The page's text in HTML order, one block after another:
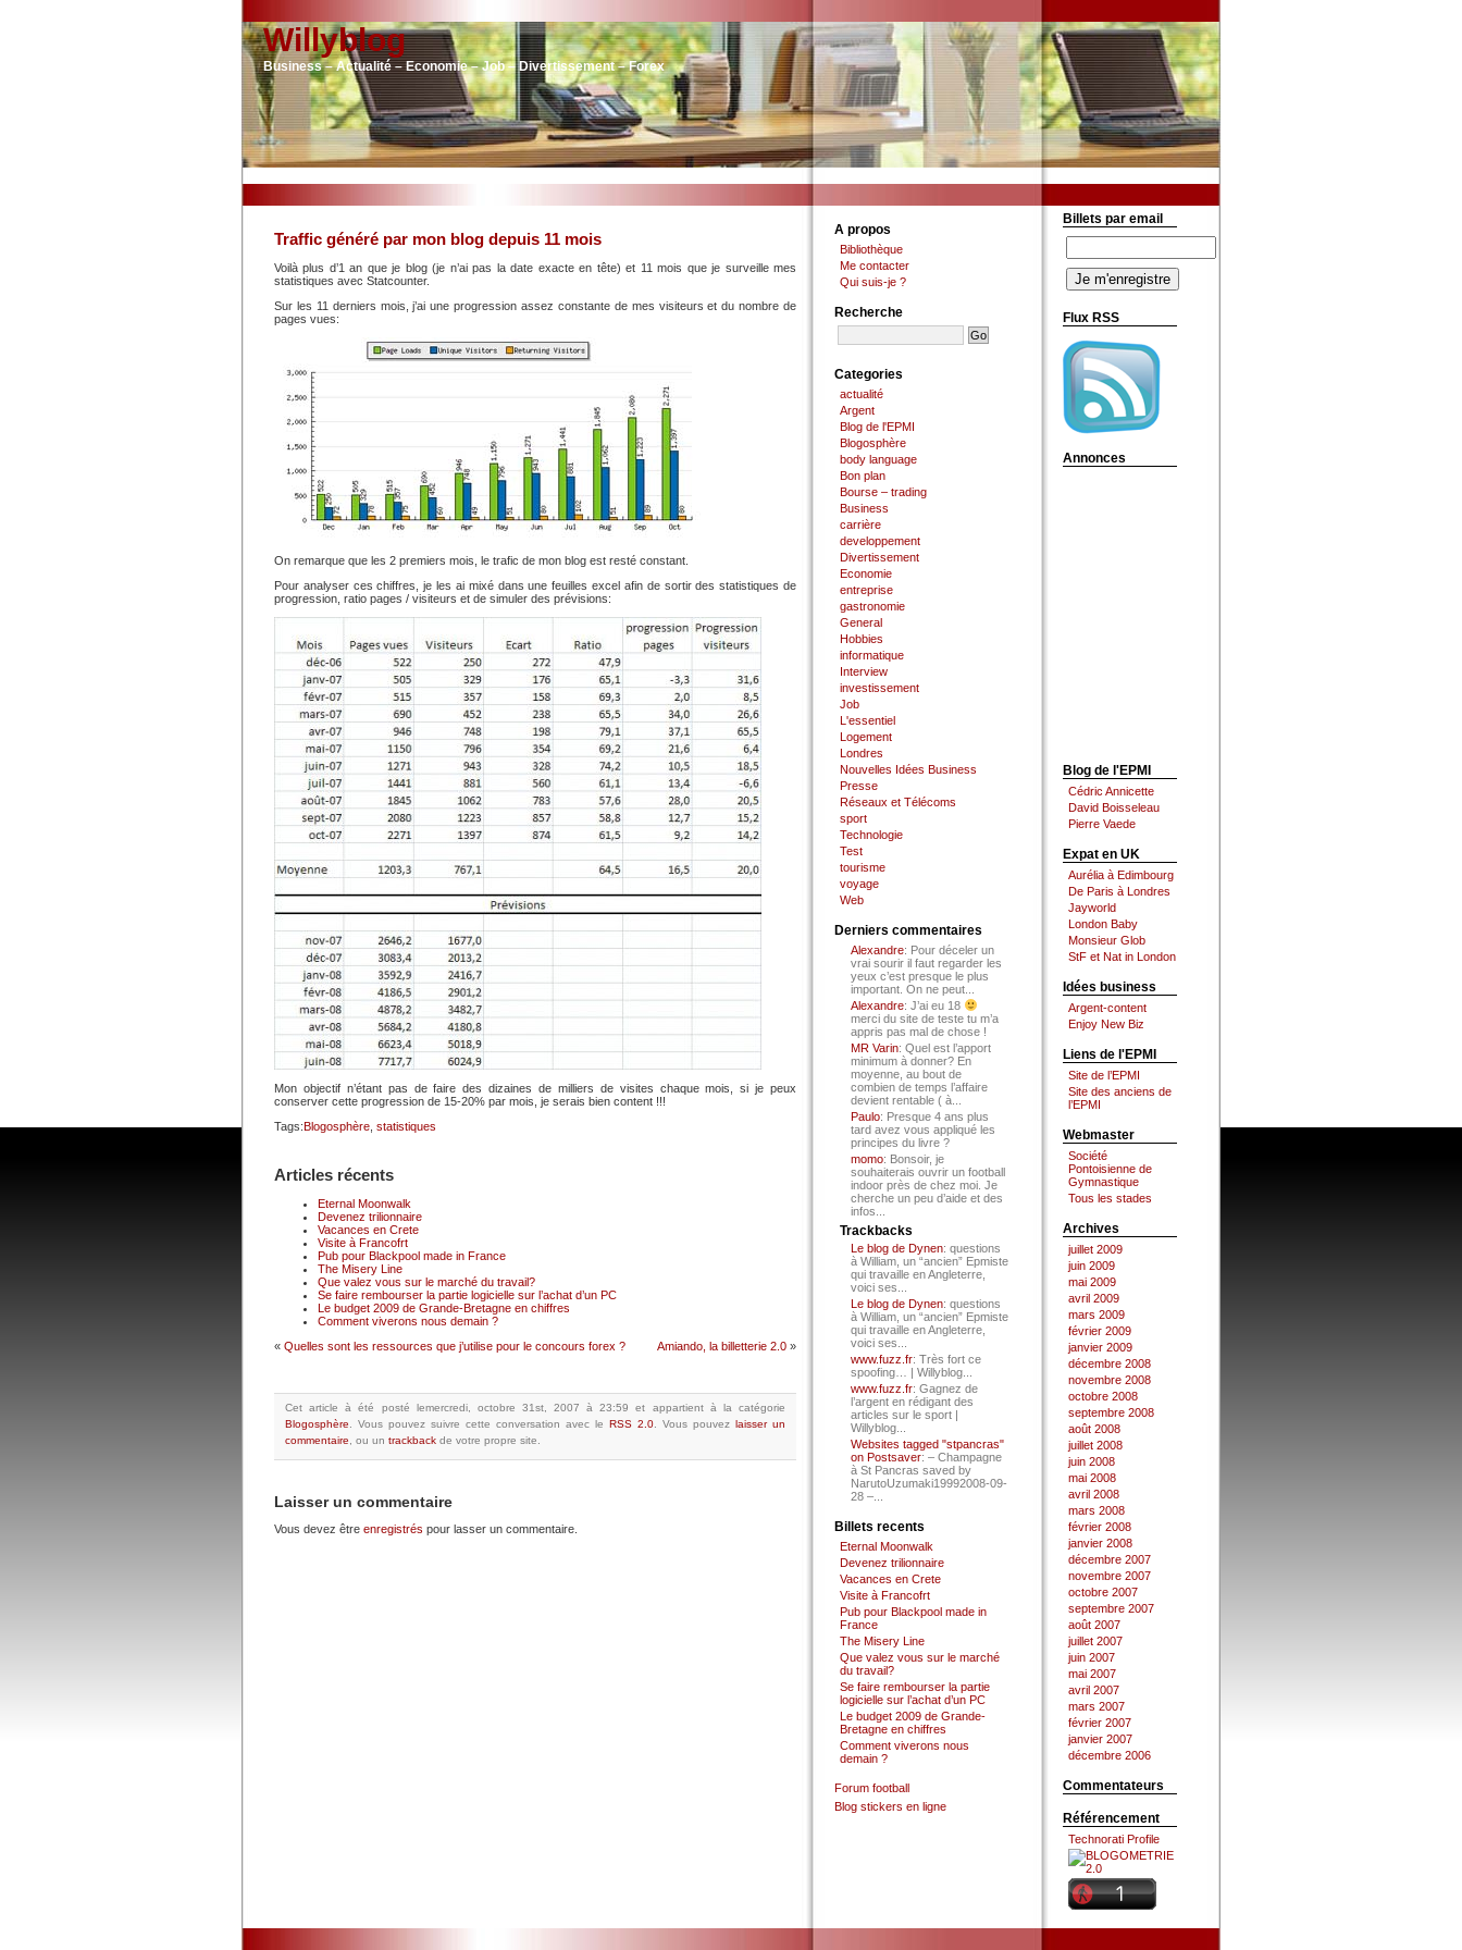
Willyblog
Business – Actualité – Economie – Job – Divertissement – Forex
Traffic généré par mon blog depuis 11 mois
Voilà plus d’1 an que je blog (je n’ai pas la date exacte en tête) et 11 mois que je surveille mes
statistiques avec Statcounter.
Sur les 11 derniers mois, j’ai une progression assez constante de mes visiteurs et du nombre de
pages vues:
On remarque que les 2 premiers mois, le trafic de mon blog est resté constant.
Pour analyser ces chiffres, je les ai mixé dans une feuilles excel afin de sortir des statistiques de
progression, ratio pages / visiteurs et de simuler des prévisions:
Mon objectif n’étant pas de faire des dizaines de milliers de visites chaque mois, si je peux
conserver cette progression de 15-20% par mois, je serais bien content !!!
Tags:Blogosphère statistiques
Articles récents
Eternal Moonwalk
Devenez trilionnaire
Vacances en Crete
Visite à Francofrt
Pub pour Blackpool made in France
The Misery Line
Que valez vous sur le marché du travail?
Se faire rembourser la partie logicielle sur l’achat d’un PC
Le budget 2009 de Grande-Bretagne en chiffres
Comment viverons nous demain ?
« Quelles sont les ressources que j’utilise pour le concours forex ? Amiando, la billetterie 2.0 »
Cet article à été posté lemercredi, octobre 31st, 2007 à 23:59et appartient à la catégorie
Blogosphère
Vous pouvez suivre cette conversation avec le RSS 2.0 Vous pouvez laisser un
commentaire , ou un trackback de votre propre site.
Laisser un commentaire
Vous devez être enregistrés pour lasser un commentaire.
A propos
Bibliothèque
Me contacter
Qui suis-je ?
Recherche
Categories
actualité
Argent
Blog de l'EPMI
Blogosphère
body language
Bon plan
Bourse – trading
Business
carrière
developpement
Divertissement
Economie
entreprise
gastronomie
General
Hobbies
informatique
Interview
investissement
Job
L'essentiel
Logement
Londres
Nouvelles Idées Business
Presse
Réseaux et Télécoms
sport
Technologie
Test
tourisme
voyage
Web
Derniers commentaires
Alexandre: Pour déceler un
vrai sourir il faut regarder les
yeux c’est presque le plus
important. On ne peut...
Alexandre: J’ai eu 18
merci du site de teste tu m’a
appris pas mal de chose !
MR Varin: Quel est l’apport
minimum à donner? En
moyenne, au bout de
combien de temps l’affaire
devient rentable ( à...
Paulo: Presque 4 ans plus
tard avez vous appliqué les
principes du livre ?
momo: Bonsoir, je
souhaiterais ouvrir un football
indoor près de chez moi. Je
cherche un peu d’aide et des
infos...
Trackbacks
Le blog de Dynen: questions
à William, un “ancien” Epmiste
qui travaille en Angleterre,
voici ses...
Le blog de Dynen: questions
à William, un “ancien” Epmiste
qui travaille en Angleterre,
voici ses...
www.fuzz.fr: Très fort ce
spoofing… | Willyblog...
www.fuzz.fr: Gagnez de
l’argent en rédigant des
articles sur le sport |
Willyblog...
Websites tagged "stpancras"
on Postsaver: – Champagne
à St Pancras saved by
NarutoUzumaki19992008-09-
28 –...
Billets recents
Eternal Moonwalk
Devenez trilionnaire
Vacances en Crete
Visite à Francofrt
Pub pour Blackpool made in
France
The Misery Line
Que valez vous sur le marché
du travail?
Se faire rembourser la partie
logicielle sur l’achat d’un PC
Le budget 2009 de Grande-
Bretagne en chiffres
Comment viverons nous
demain ?
Forum football
Blog stickers en ligne
Billets par email
Flux RSS
Annonces
Blog de l'EPMI
Cédric Annicette
David Boisseleau
Pierre Vaede
Expat en UK
Aurélia à Edimbourg
De Paris à Londres
Jayworld
London Baby
Monsieur Glob
StF et Nat in London
Idées business
Argent-content
Enjoy New Biz
Liens de l'EPMI
Site de l’EPMI
Site des anciens de
l’EPMI
Webmaster
Société
Pontoisienne de
Gymnastique
Tous les stades
Archives
juillet 2009
juin 2009
mai 2009
avril 2009
mars 2009
février 2009
janvier 2009
décembre 2008
novembre 2008
octobre 2008
septembre 2008
août 2008
juillet 2008
juin 2008
mai 2008
avril 2008
mars 2008
février 2008
janvier 2008
décembre 2007
novembre 2007
octobre 2007
septembre 2007
août 2007
juillet 2007
juin 2007
mai 2007
avril 2007
mars 2007
février 2007
janvier 2007
décembre 2006
Commentateurs
Référencement
Technorati Profile